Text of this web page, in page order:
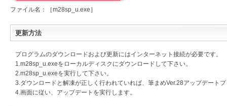
ファイル名：［m28sp_u.exe］
更新方法
プログラムのダウンロードおよび更新にはインターネット接続が必要です。
1.m28sp_u.exeをローカルディスクにダウンロードして下さい。
2.m28sp_u.exeを実行して下さい。
3.ダウンロードと解凍が正しく行われていれば、筆まめVer.28アップデート
4.画面に従い、アップデートを実行します。